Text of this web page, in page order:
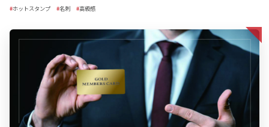
ホットスタンプ 名刺 高級感